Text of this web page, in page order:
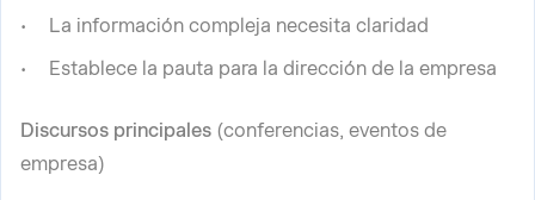
La información compleja necesita claridad
Establece la pauta para la dirección de la empresa
Discursos principales (conferencias, eventos de
empresa)